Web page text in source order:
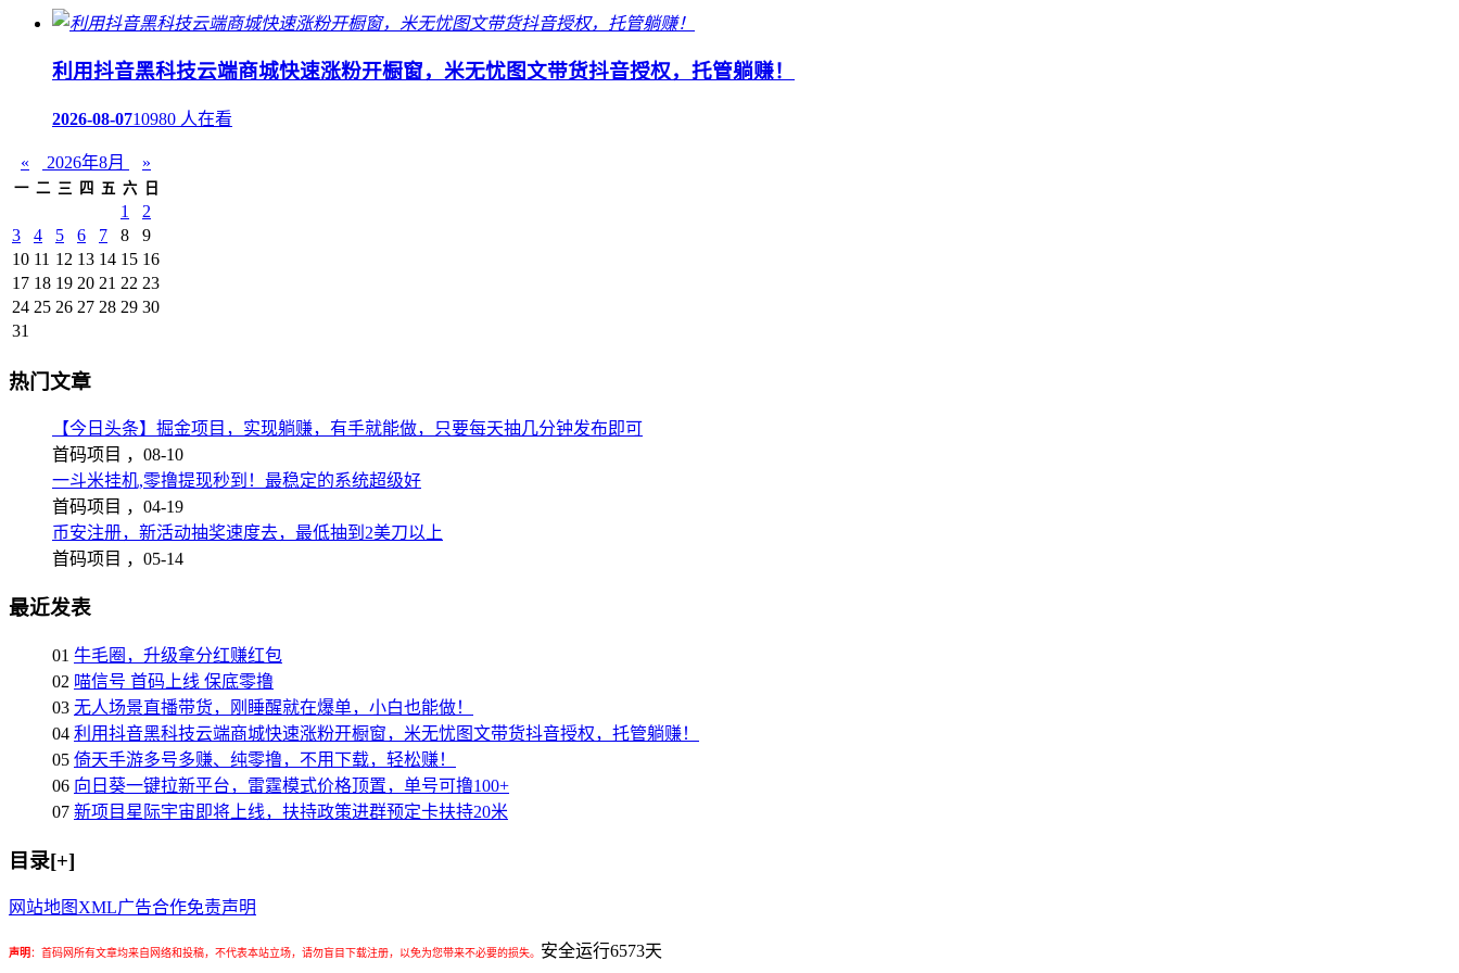
利用抖音黑科技云端商城快速涨粉开橱窗，米无忧图文带货抖音授权，托管躺赚！
2026-08-0710980 人在看
« 2026年8月 »
一 二 三 四 五 六 日
1
2
3
4 5 6 7 8
9
10 11 12 13 14 15 16
17 18 19 20 21 22 23
24 25 26 27 28 29 30
31
热门文章
【今日头条】掘金项目，实现躺赚，有手就能做，只要每天抽几分钟发布即可
首码项目 ， 08-10
一斗米挂机,零撸提现秒到！最稳定的系统超级好
首码项目 ， 04-19
币安注册，新活动抽奖速度去，最低抽到2美刀以上
首码项目 ， 05-14
最近发表
01 牛毛圈，升级拿分红赚红包
02 喵信号 首码上线 保底零撸
03 无人场景直播带货，刚睡醒就在爆单，小白也能做！
04 利用抖音黑科技云端商城快速涨粉开橱窗，米无忧图文带货抖音授权，托管躺赚！
05 倚天手游多号多赚、纯零撸，不用下载，轻松赚！
06 向日葵一键拉新平台，雷霆模式价格顶置，单号可撸100+
07 新项目星际宇宙即将上线，扶持政策进群预定卡扶持20米
目录[+]
网站地图 XML广告合作免责声明
声明： 首码网所有文章均来自网络和投稿，不代表本站立场，请勿盲目下载注册，以免为您带来不必要的损失。 安全运行6573天